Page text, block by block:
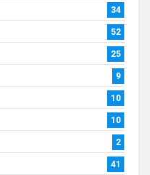
34
52
25
9
10
10
2
41